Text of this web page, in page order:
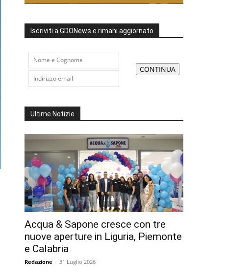
Iscriviti a GDONews e rimani aggiornato
Ultime Notizie
Acqua & Sapone cresce con tre
nuove aperture in Liguria, Piemonte
e Calabria
Redazione - 31 Luglio 2026